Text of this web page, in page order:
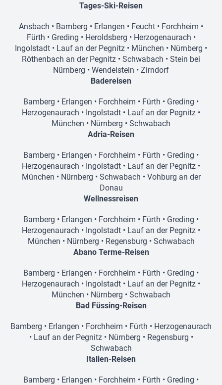
Tages-Ski-Reisen
Ansbach • Bamberg • Erlangen • Feucht • Forchheim •
Fürth • Greding • Heroldsberg • Herzogenaurach •
Ingolstadt • Lauf an der Pegnitz • München • Nürnberg •
Röthenbach an der Pegnitz • Schwabach • Stein bei
Nürnberg • Wendelstein • Zirndorf
Badereisen
Bamberg • Erlangen • Forchheim • Fürth • Greding •
Herzogenaurach • Ingolstadt • Lauf an der Pegnitz •
München • Nürnberg • Schwabach
Adria-Reisen
Bamberg • Erlangen • Forchheim • Fürth • Greding •
Herzogenaurach • Ingolstadt • Lauf an der Pegnitz •
München • Nürnberg • Schwabach • Vohburg an der
Donau
Wellnessreisen
Bamberg • Erlangen • Forchheim • Fürth • Greding •
Herzogenaurach • Ingolstadt • Lauf an der Pegnitz •
München • Nürnberg • Regensburg • Schwabach
Abano Terme-Reisen
Bamberg • Erlangen • Forchheim • Fürth • Greding •
Herzogenaurach • Ingolstadt • Lauf an der Pegnitz •
München • Nürnberg • Schwabach
Bad Füssing-Reisen
Bamberg • Erlangen • Forchheim • Fürth • Herzogenaurach
• Lauf an der Pegnitz• Nürnberg • Regensburg •
Schwabach
Italien-Reisen
Bamberg • Erlangen • Forchheim • Fürth • Greding •